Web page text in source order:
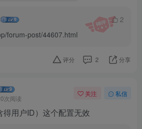
2
forum-post/44607.html
评分 2 分享
次阅读
关注 私信
用户ID）这个配置无效